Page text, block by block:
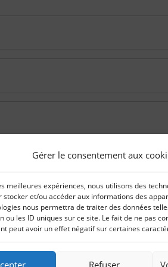
Gérer le consentement aux
meilleures expériences, nous utilisons des
stocker et/ou accéder aux informations des
nous permettra de traiter des données
ou les ID uniques sur ce site. Le fait de ne pas
peut avoir un effet négatif sur certaines
Refuser